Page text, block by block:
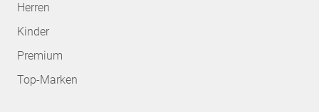
Herren
Kinder
Premium
Top-Marken